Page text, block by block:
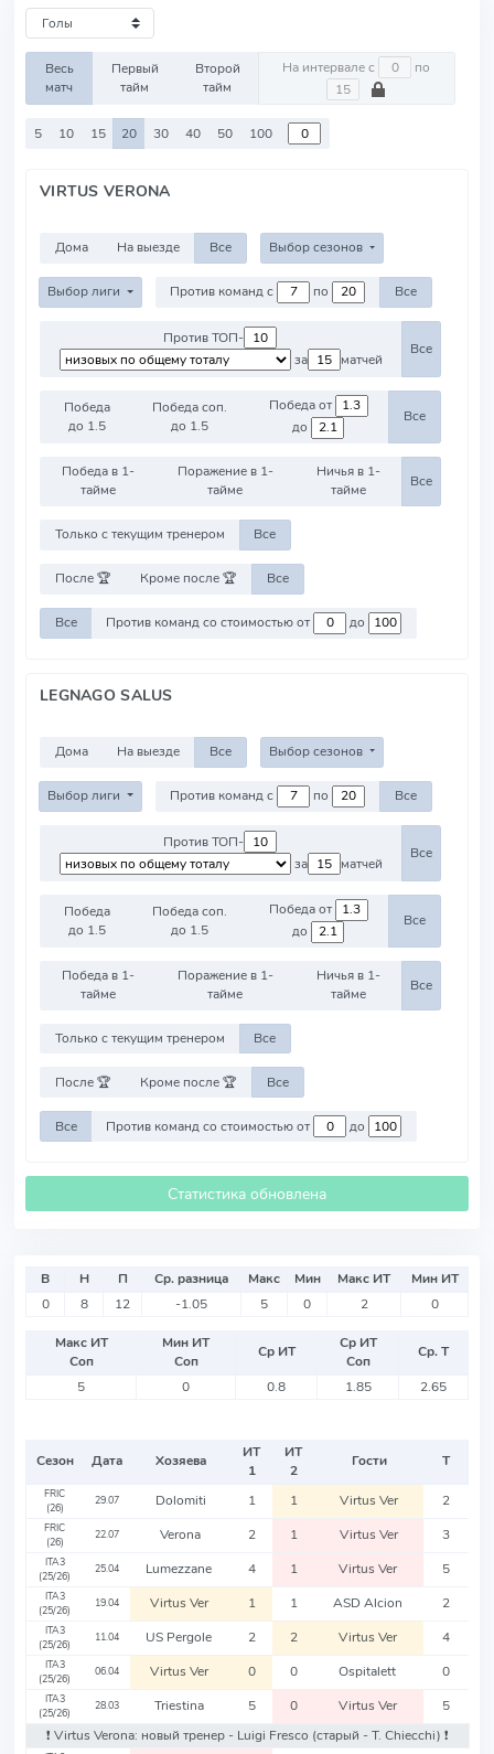
Весь
матч
Первый
тайм
Второй
тайм
На интервале с по
5 10 15 20 30 40 50 100
VIRTUS VERONA
Дома На выезде Все Выбор сезонов
Выбор лиги Против команд с по Все
Против ТОП-
за
матчей
Все
Победа
до 1.5
Победа соп.
до 1.5
Победа от
до
Все
Победа в 1-
тайме
Поражение в 1-
тайме
Ничья в 1-
тайме
Все
Только с текущим тренером Все
После 🏆 Кроме после 🏆 Все
Все Против команд со стоимостью от до
LEGNAGO SALUS
Дома На выезде Все Выбор сезонов
Выбор лиги Против команд с по Все
Против ТОП-
за
матчей
Все
Победа
до 1.5
Победа соп.
до 1.5
Победа от
до
Все
Победа в 1-
тайме
Поражение в 1-
тайме
Ничья в 1-
тайме
Все
Только с текущим тренером Все
После 🏆 Кроме после 🏆 Все
Все Против команд со стоимостью от до
Статистика обновлена
В Н П Ср. разница Макс Мин Макс ИТ
Мин ИТ
0
8 12 -1.05 5 0 2 0
Макс ИТ
Соп
Мин ИТ
Соп
Ср ИТ
Ср ИТ
Соп
Ср. Т
5
0 0.8 1.85 2.65
Сезон Дата Хозяева
ИТ
1
ИТ
2
Гости Т
FRIC
(26)
29.07 Dolomiti 1 1 Virtus Ver 2
FRIC
(26)
22.07 Verona 2 1 Virtus Ver 3
ITA3
(25/26)
25.04 Lumezzane 4 1 Virtus Ver 5
ITA3
(25/26)
19.04 Virtus Ver 1 1 ASD Alcion 2
ITA3
(25/26)
11.04 US Pergole 2 2 Virtus Ver 4
ITA3
(25/26)
06.04 Virtus Ver 0 0 Ospitalett 0
ITA3
(25/26)
28.03 Triestina 5 0 Virtus Ver
5
❗️ Virtus Verona: новый тренер - Luigi Fresco (старый - T. Chiecchi) ❗️